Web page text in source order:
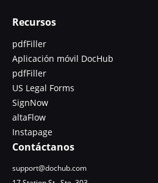
Recursos
pdfFiller
Aplicación móvil DocHub
pdfFiller
US Legal Forms
SignNow
altaFlow
Instapage
Contáctanos
support@dochub.com